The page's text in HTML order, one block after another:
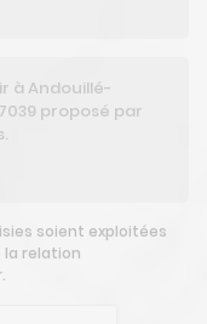
soient exploitées
la relation